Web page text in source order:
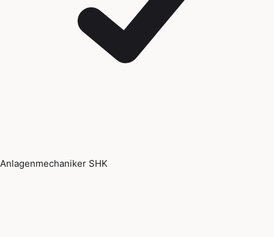
Anlagenmechaniker SHK